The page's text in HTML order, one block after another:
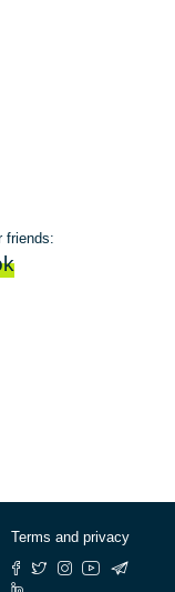
friends:
Terms and privacy